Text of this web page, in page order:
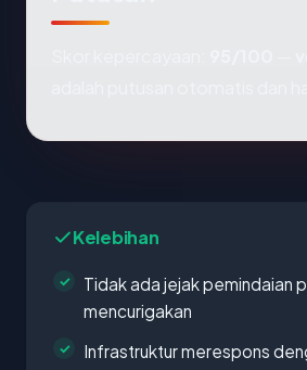
Kelebihan
Tidak ada jejak pemindaian
mencurigakan
Infrastruktur merespons